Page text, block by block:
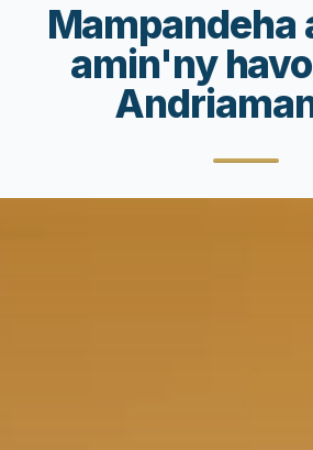
Mampandeha
amin'ny